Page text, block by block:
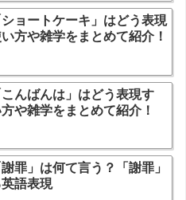
ョートケーキ」はどう表現
方や雑学をまとめて紹介！
んばんは」はどう表現す
や雑学をまとめて紹介！
罪」は何て言う？「謝罪」
語表現